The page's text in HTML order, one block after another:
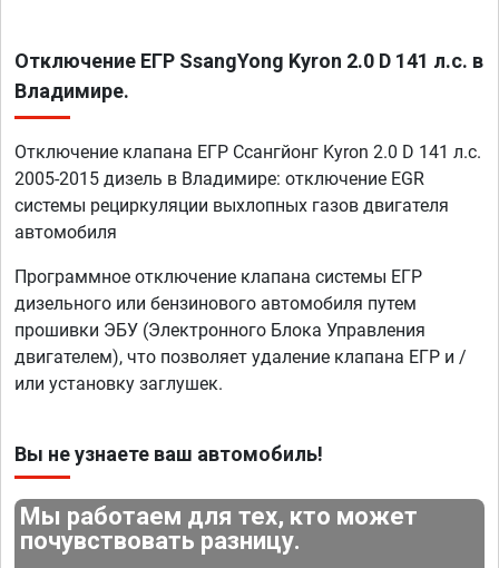
Отключение ЕГР SsangYong Kyron 2.0 D 141 л.с. в
Владимире.
Отключение клапана ЕГР Ссангйонг Kyron 2.0 D 141 л.с.
2005-2015 дизель в Владимире: отключение EGR
системы рециркуляции выхлопных газов двигателя
автомобиля
Программное отключение клапана системы ЕГР
дизельного или бензинового автомобиля путем
прошивки ЭБУ (Электронного Блока Управления
двигателем), что позволяет удаление клапана ЕГР и /
или установку заглушек.
Вы не узнаете ваш автомобиль!
Мы работаем для тех, кто может
почувствовать разницу.